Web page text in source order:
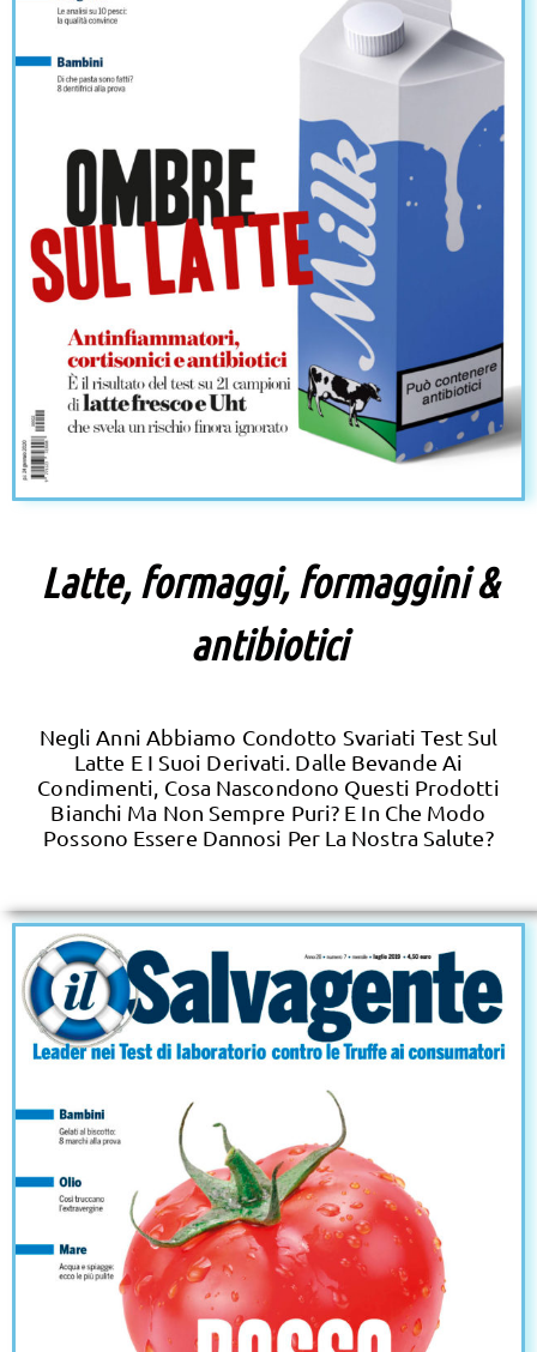
Latte, formaggi, formaggini &
antibiotici
Negli Anni Abbiamo Condotto Svariati Test Sul
Latte E I Suoi Derivati. Dalle Bevande Ai
Condimenti, Cosa Nascondono Questi Prodotti
Bianchi Ma Non Sempre Puri? E In Che Modo
Possono Essere Dannosi Per La Nostra Salute?